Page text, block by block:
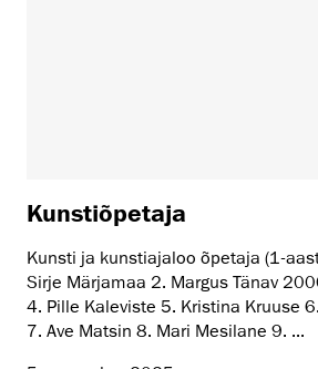
Kunstiõpetaja
Kunsti ja kunstiajaloo õpetaja (1-
Sirje Märjamaa 2. Margus Tänav
4. Pille Kaleviste 5. Kristina Kruuse
7. Ave Matsin 8. Mari Mesilane 9. ...